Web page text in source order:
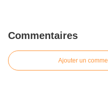
Commentaires
Ajouter un